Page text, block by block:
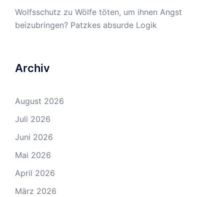
Wolfsschutz zu Wölfe töten, um ihnen Angst
beizubringen? Patzkes absurde Logik
Archiv
August 2026
Juli 2026
Juni 2026
Mai 2026
April 2026
März 2026